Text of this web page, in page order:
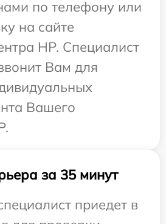
по телефону или
на сайте
HP. Специалист
Вам для
Вашего
за 35 минут
приедет в